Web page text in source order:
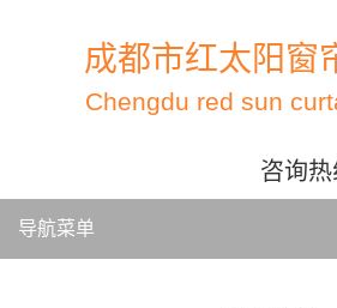
成都市红太阳窗
Chengdu red sun
咨询热
导航菜单